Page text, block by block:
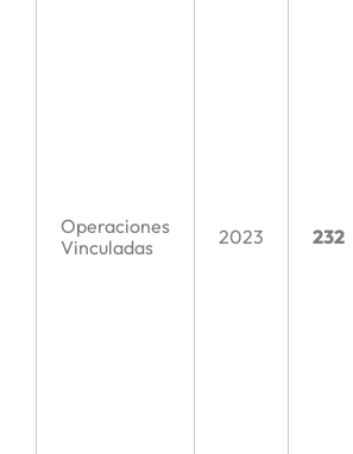
Operaciones
Vinculadas
2023 232